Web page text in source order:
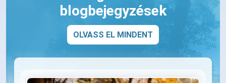
blogbejegyzések
OLVASS EL MINDENT